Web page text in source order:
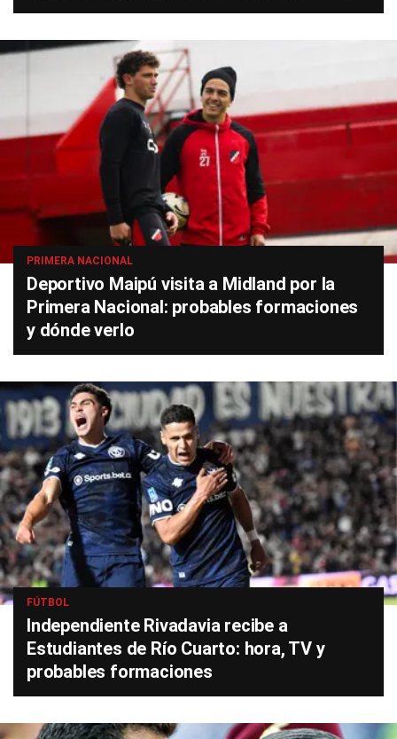
PRIMERA NACIONAL
Deportivo Maipú visita a Midland por la
Primera Nacional: probables formaciones
y dónde verlo
FÚTBOL
Independiente Rivadavia recibe a
Estudiantes de Río Cuarto: hora, TV y
probables formaciones